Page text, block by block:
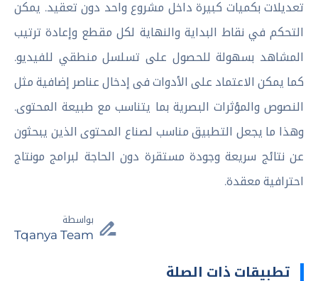
تعديلات بكميات كبيرة داخل مشروع واحد دون تعقيد. يمكن
التحكم في نقاط البداية والنهاية لكل مقطع وإعادة ترتيب
المشاهد بسهولة للحصول على تسلسل منطقي للفيديو.
كما يمكن الاعتماد على الأدوات فى إدخال عناصر إضافية مثل
النصوص والمؤثرات البصرية بما يتناسب مع طبيعة المحتوى.
وهذا ما يجعل التطبيق مناسب لصناع المحتوى الذين يبحثون
عن نتائج سريعة وجودة مستقرة دون الحاجة لبرامج مونتاج
احترافية معقدة.
بواسطة
Tqanya Team
تطبيقات ذات الصلة